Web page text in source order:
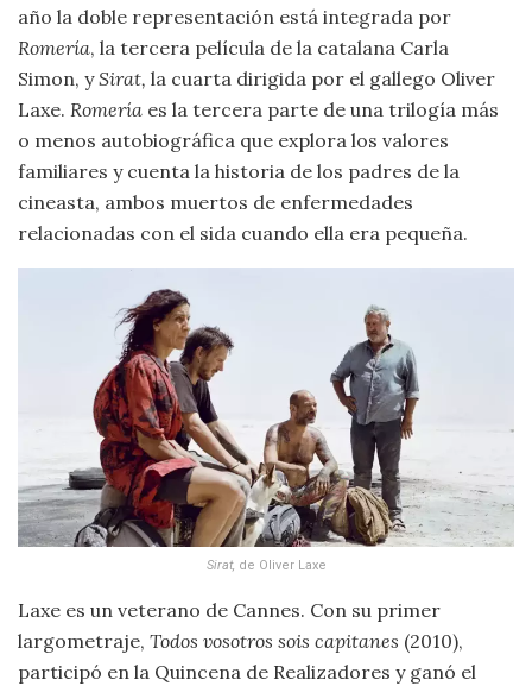
año la doble representación está integrada por
Romería, la tercera película de la catalana Carla
Simon, ySirat, la cuarta dirigida por el gallego Oliver
Laxe. Romería es la tercera parte de una trilogía más
o menos autobiográfica que explora los valores
familiares y cuenta la historia de los padres de la
cineasta, ambos muertos de enfermedades
relacionadas con el sida cuando ella era pequeña.
Sirat, de Oliver Laxe
Laxe es un veterano de Cannes. Con su primer
largometraje, Todos vosotros sois capitanes (2010),
participó en la Quincena de Realizadores y ganó el